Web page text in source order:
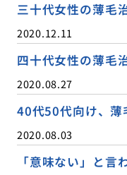
三十代女性の薄毛
2020.12.11
四十代女性の薄毛
2020.08.27
40代50代向け、薄
2020.08.03
「意味ない」と言